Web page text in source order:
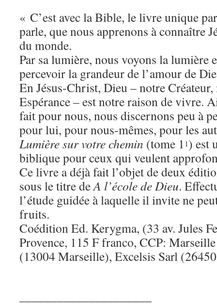
« C’est avec la Bible, le livre unique
parle, que nous apprenons à connaître
du monde.
Par sa lumière, nous voyons la lumière
percevoir la grandeur de l’amour de
En Jésus-Christ, Dieu – notre
Espérance – est notre raison de vivre.
fait pour nous, nous discernons peu à
pour lui, pour nous-mêmes, pour les
Lumière sur votre chemin (tome 1 1) est
biblique pour ceux qui veulent
Ce livre a déjà fait l’objet de deux
sous le titre deA l’école de Dieu.
l’étude guidée à laquelle il invite ne
fruits.
Coédition Ed. Kerygma, (33 av. Jules
Provence, 115 F franco, CCP:
(13004 Marseille), Excelsis Sarl